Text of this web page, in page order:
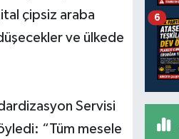
çipsiz araba
ve ülkede
Servisi
“Tüm mesele
6